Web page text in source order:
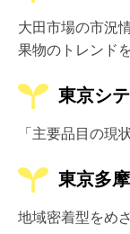
大田市場の市況
果物のトレンド
東京シ
「主要品目の現
東京多
地域密着型をめ